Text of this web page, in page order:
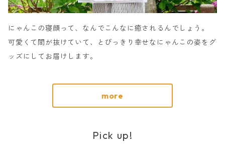
にゃんこの寝顔って、なんでこんなに癒されるんでしょう。
可愛くて間が抜けていて、とびっきり幸せなにゃんこの姿をグ
ッズにしてお届けします。
more
Pick up!